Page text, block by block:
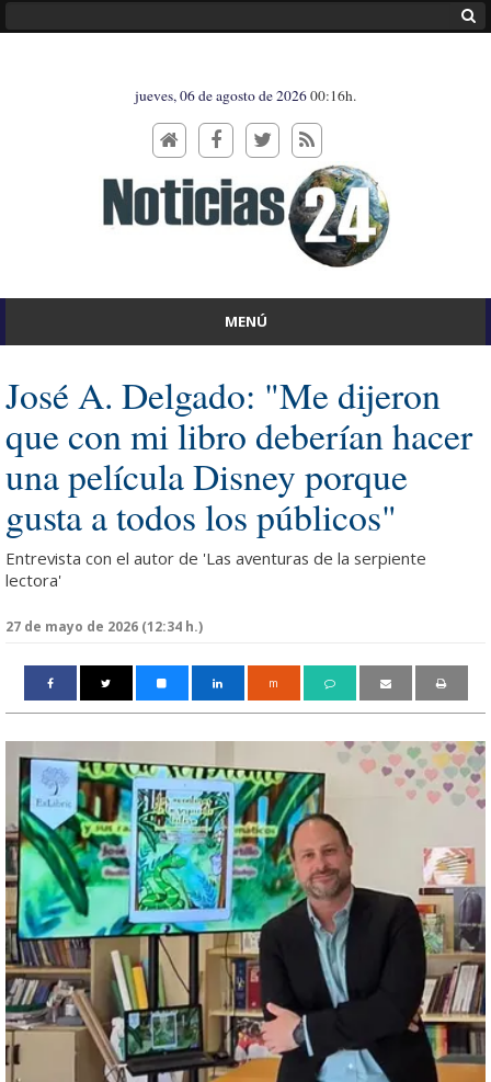
jueves, 06 de agosto de 202600:16h.
MENÚ
José A. Delgado: "Me dijeron
que con mi libro deberían hacer
una película Disney porque
gusta a todos los públicos"
Entrevista con el autor de 'Las aventuras de la serpiente
lectora'
27 de mayo de 2026 (12:34 h.)
m